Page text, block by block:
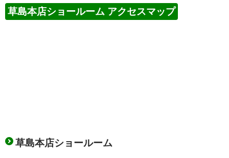
草島本店ショールーム アクセスマップ
草島本店ショールーム